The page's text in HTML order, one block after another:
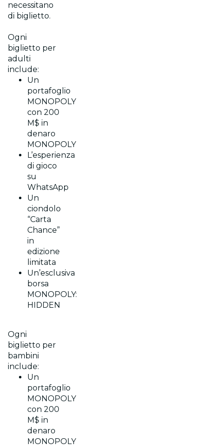
necessitano
di biglietto.
Ogni
biglietto per
adulti
include:
Un
portafoglio
MONOPOLY
con 200
M$ in
denaro
MONOPOLY
L’esperienza
di gioco
su
WhatsApp
Un
ciondolo
“Carta
Chance”
in
edizione
limitata
Un’esclusiva
borsa
MONOPOLY:
HIDDEN
Ogni
biglietto per
bambini
include:
Un
portafoglio
MONOPOLY
con 200
M$ in
denaro
MONOPOLY